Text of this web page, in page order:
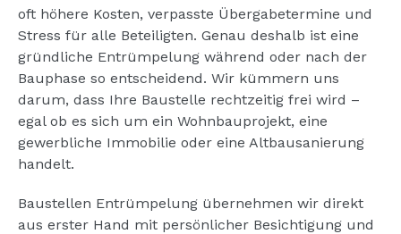
oft höhere Kosten, verpasste Übergabetermine und
Stress für alle Beteiligten. Genau deshalb ist eine
gründliche Entrümpelung während oder nach der
Bauphase so entscheidend. Wir kümmern uns
darum, dass Ihre Baustelle rechtzeitig frei wird –
egal ob es sich um ein Wohnbauprojekt, eine
gewerbliche Immobilie oder eine Altbausanierung
handelt.
Baustellen Entrümpelung übernehmen wir direkt
aus erster Hand mit persönlicher Besichtigung und